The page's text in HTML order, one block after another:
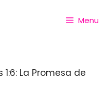
Menu
1:6: La Promesa de